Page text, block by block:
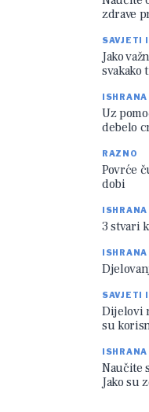
zdrave
SAVJETI
Jako
svakako
ISHRANA
Uz
debelo
RAZNO
Povrće
dobi
ISHRANA
3 stvari
ISHRANA
SAVJETI
Dijelovi
su
ISHRANA
Naučite
Jako su